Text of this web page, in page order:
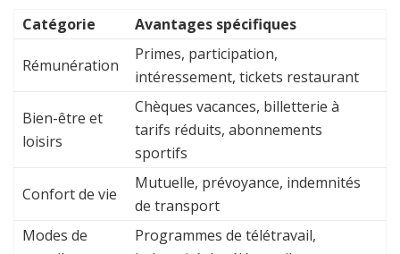
Catégorie Avantages spécifiques
Rémunération
Primes, participation,
intéressement, tickets restaurant
Bien-être et
loisirs
Chèques vacances, billetterie à
tarifs réduits, abonnements
sportifs
Confort de vie
Mutuelle, prévoyance, indemnités
de transport
Modes de
Programmes de télétravail,